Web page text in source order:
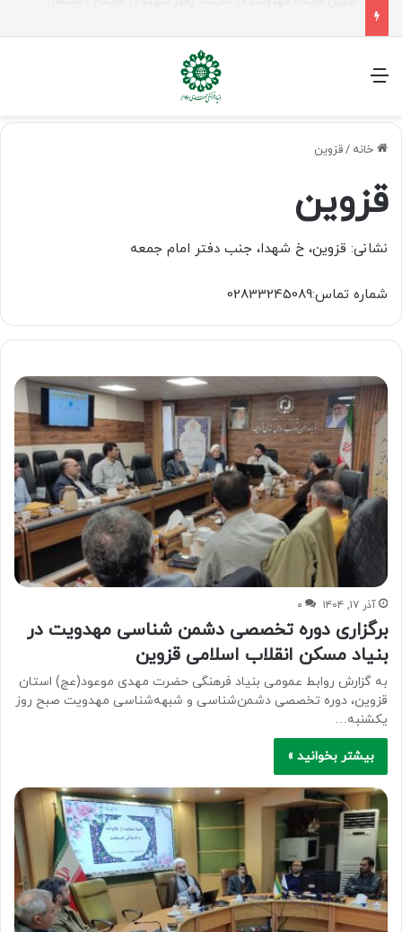
منو
خانه /قزوین
قزوین
نشانی: قزوین، خ شهدا، جنب دفتر امام جمعه
شماره تماس:02833245089
آذر ۱۷, ۱۴۰۴ ۰
برگزاری دوره تخصصی دشمن شناسی مهدویت در
بنیاد مسکن انقلاب اسلامی قزوین
به گزارش روابط عمومی بنیاد فرهنگی حضرت مهدی موعود(عج) استان
قزوین، دوره تخصصی دشمن‌شناسی و شبهه‌شناسی مهدویت صبح روز
یکشنبه…
بیشتر بخوانید »